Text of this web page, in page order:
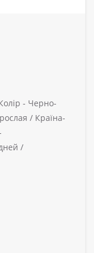
- Черно-
/ Країна-
/